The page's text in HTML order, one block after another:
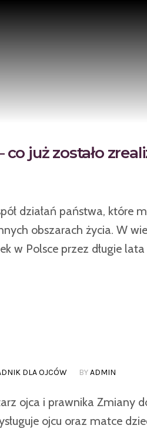
już zostało
działań państwa, które
obszarach życia. W
w Polsce przez długie
DLA OJCÓW BYADMIN
ojca i prawnika Zmiany
ojcu oraz matce